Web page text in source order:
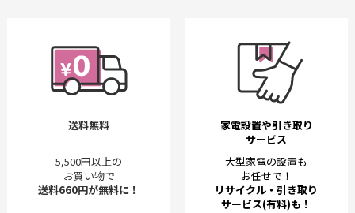
送料無料
5,500円以上の
お買い物で
送料660円が無料に！
家電設置や引き取り
サービス
大型家電の設置も
お任せで！
リサイクル・引き取り
サービス(有料)も！